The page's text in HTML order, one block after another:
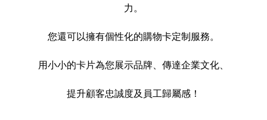
力。
您還可以擁有個性化的購物卡定制服務。
用小小的卡片為您展示品牌、傳達企業文化、
提升顧客忠誠度及員工歸屬感！